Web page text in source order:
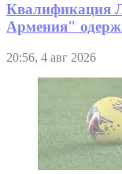
Квалификация
Армения"
20:56, 4 авг 2026